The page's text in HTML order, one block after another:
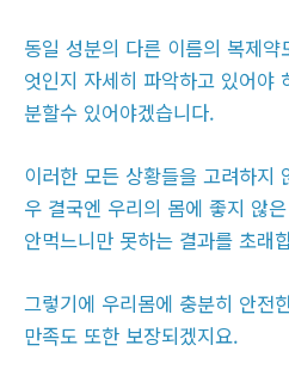
동일 성분의 다른 이름의 복제
엇인지 자세히 파악하고 있어
분할수 있어야겠습니다.
이러한 모든 상황들을 고려하지
우 결국엔 우리의 몸에 좋지 않
안먹느니만 못하는 결과를 초래
그렇기에 우리몸에 충분히 안전
만족도 또한 보장되겠지요.